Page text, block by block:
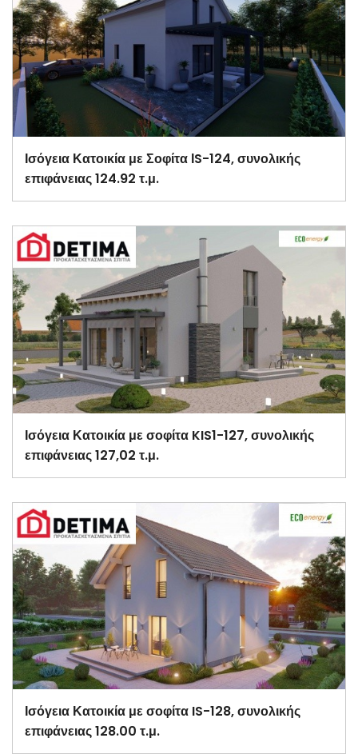
Ισόγεια Κατοικία με Σοφίτα ΙS-124, συνολικής
επιφάνειας 124.92 τ.μ.
Ισόγεια Κατοικία με σοφίτα KIS1-127, συνολικής
επιφάνειας 127,02 τ.μ.
Ισόγεια Κατοικία με σοφίτα IS-128, συνολικής
επιφάνειας 128.00 τ.μ.